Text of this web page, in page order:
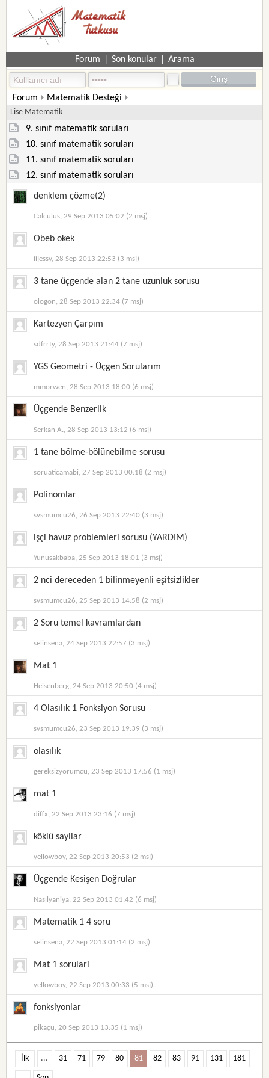
Forum Son konular Arama
Forum Matematik Desteği
Lise Matematik
9. sınıf matematik soruları
10. sınıf matematik soruları
11. sınıf matematik soruları
12. sınıf matematik soruları
denklem çözme(2)
Calculus, 29 Sep 2013 05:02 (2 msj)
Obeb okek
iijessy, 28 Sep 2013 22:53 (3 msj)
3 tane üçgende alan 2 tane uzunluk sorusu
ologon, 28 Sep 2013 22:34 (7 msj)
Kartezyen Çarpım
sdfrrty, 28 Sep 2013 21:44 (7 msj)
YGS Geometri - Üçgen Sorularım
mmorwen, 28 Sep 2013 18:00 (6 msj)
Üçgende Benzerlik
Serkan A., 28 Sep 2013 13:12 (6 msj)
1 tane bölme-bölünebilme sorusu
soruaticamabi, 27 Sep 2013 00:18 (2 msj)
Polinomlar
svsmumcu26, 26 Sep 2013 22:40 (3 msj)
işçi havuz problemleri sorusu (YARDIM)
Yunusakbaba, 25 Sep 2013 18:01 (3 msj)
2 nci dereceden 1 bilinmeyenli eşitsizlikler
svsmumcu26, 25 Sep 2013 14:58 (2 msj)
2 Soru temel kavramlardan
selinsena, 24 Sep 2013 22:57 (3 msj)
Mat 1
Heisenberg, 24 Sep 2013 20:50 (4 msj)
4 Olasılık 1 Fonksiyon Sorusu
svsmumcu26, 23 Sep 2013 19:39 (3 msj)
olasılık
gereksizyorumcu, 23 Sep 2013 17:56 (1 msj)
mat 1
diffx, 22 Sep 2013 23:16 (7 msj)
köklü sayilar
yellowboy, 22 Sep 2013 20:53 (2 msj)
Üçgende Kesişen Doğrular
Nasılyaniya, 22 Sep 2013 01:42 (6 msj)
Matematik 1 4 soru
selinsena, 22 Sep 2013 01:14 (2 msj)
Mat 1 sorulari
yellowboy, 22 Sep 2013 00:33 (5 msj)
fonksiyonlar
pikaçu, 20 Sep 2013 13:35 (1 msj)
İlk ... 31 71 79 80 81 82 83 91 131 181